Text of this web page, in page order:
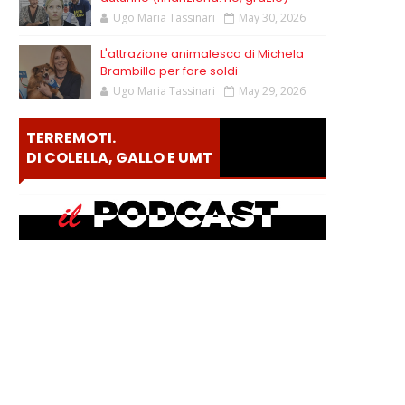
Ugo Maria Tassinari May 30, 2026
L'attrazione animalesca di Michela
Brambilla per fare soldi
Ugo Maria Tassinari May 29, 2026
TERREMOTI.
DI COLELLA, GALLO E UMT